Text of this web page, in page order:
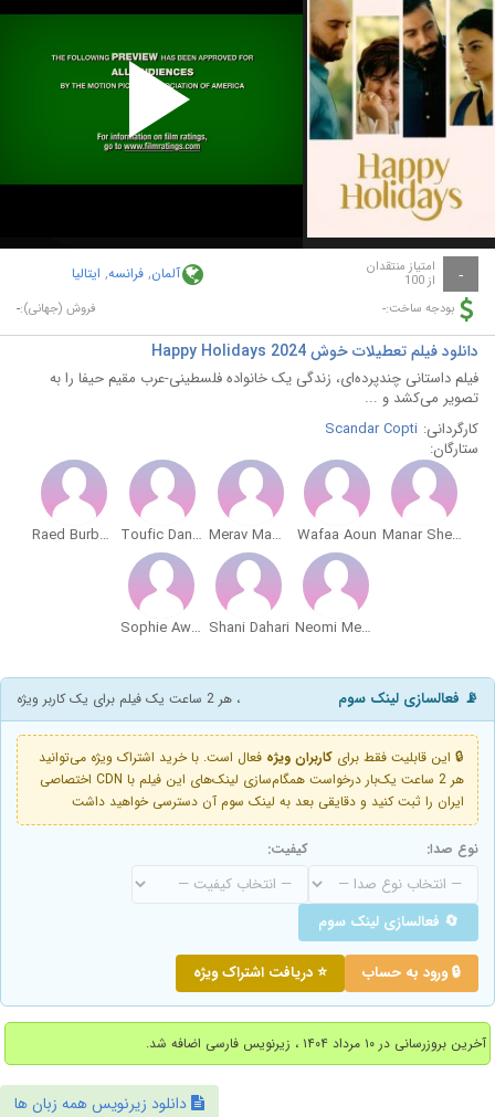
Play
Video
- امتیاز منتقدان
از 100 آلمان, فرانسه, ایتالیا
بودجه ساخت:- فروش (جهانی):-
دانلود فیلم تعطیلات خوش Happy Holidays 2024
فیلم داستانی چندپرده‌ای، زندگی یک خانواده فلسطینی-عرب مقیم حیفا را به
تصویر می‌کشد و ...
کارگردانی: Scandar Copti
ستارگان:
Manar Shehab
Wafaa Aoun
Merav Mamorsky
Toufic Danial
Raed Burbara
Neomi Memorsky
Shani Dahari
Sophie Awaad
📡 فعالسازی لینک سوم ، هر 2 ساعت یک فیلم برای یک کاربر ویژه
🔒 این قابلیت فقط برای کاربران ویژه فعال است. با خرید اشتراک ویژه می‌توانید
هر 2 ساعت یک‌بار درخواست همگام‌سازی لینک‌های این فیلم با CDN اختصاصی
ایران را ثبت کنید و دقایقی بعد به لینک سوم آن دسترسی خواهید داشت
نوع صدا: کیفیت:
🔄 فعالسازی لینک سوم
🔒 ورود به حساب ⭐ دریافت اشتراک ویژه
آخرین بروزرسانی در ۱۰ مرداد ۱۴۰۴ ، زیرنویس فارسی اضافه شد.
دانلود زیرنویس همه زبان ها